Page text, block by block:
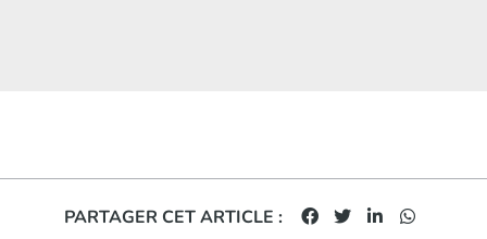
PARTAGER CET ARTICLE :